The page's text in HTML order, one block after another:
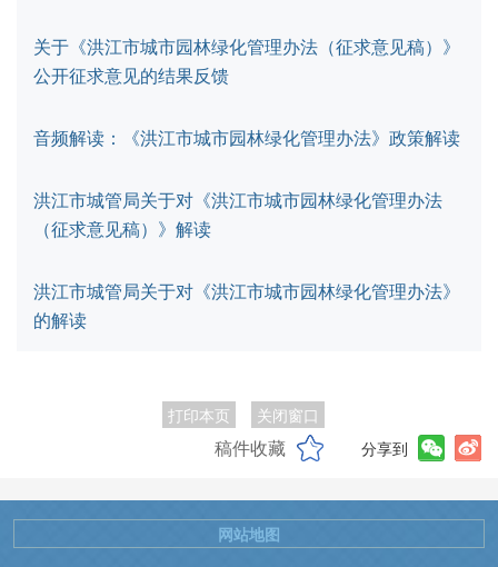
关于《洪江市城市园林绿化管理办法（征求意见稿）》
公开征求意见的结果反馈
音频解读：《洪江市城市园林绿化管理办法》政策解读
洪江市城管局关于对《洪江市城市园林绿化管理办法
（征求意见稿）》解读
洪江市城管局关于对《洪江市城市园林绿化管理办法》
的解读
打印本页 关闭窗口
稿件收藏 分享到
网站地图